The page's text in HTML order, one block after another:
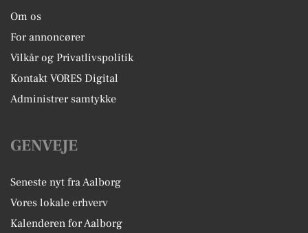
Om os
For annoncører
Vilkår og Privatlivspolitik
Kontakt VORES Digital
Administrer samtykke
GENVEJE
Seneste nyt fra Aalborg
Vores lokale erhverv
Kalenderen for Aalborg